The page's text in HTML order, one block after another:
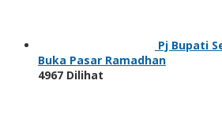
Pj Bupati
Buka Pasar Ramadhan
4967 Dilihat